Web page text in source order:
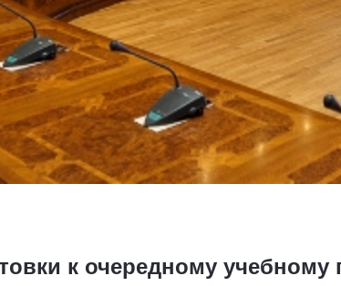
к очередному учебному